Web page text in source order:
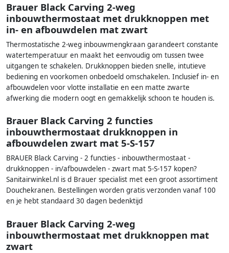
Brauer Black Carving 2-weg
inbouwthermostaat met drukknoppen met
in- en afbouwdelen mat zwart
Thermostatische 2-weg inbouwmengkraan garandeert constante
watertemperatuur en maakt het eenvoudig om tussen twee
uitgangen te schakelen. Drukknoppen bieden snelle, intutieve
bediening en voorkomen onbedoeld omschakelen. Inclusief in- en
afbouwdelen voor vlotte installatie en een matte zwarte
afwerking die modern oogt en gemakkelijk schoon te houden is.
Brauer Black Carving 2 functies
inbouwthermostaat drukknoppen in
afbouwdelen zwart mat 5-S-157
BRAUER Black Carving - 2 functies - inbouwthermostaat -
drukknoppen - in/afbouwdelen - zwart mat 5-S-157 kopen?
Sanitairwinkel.nl is d Brauer specialist met een groot assortiment
Douchekranen. Bestellingen worden gratis verzonden vanaf 100
en je hebt standaard 30 dagen bedenktijd
Brauer Black Carving 2-weg
inbouwthermostaat met drukknoppen mat
zwart